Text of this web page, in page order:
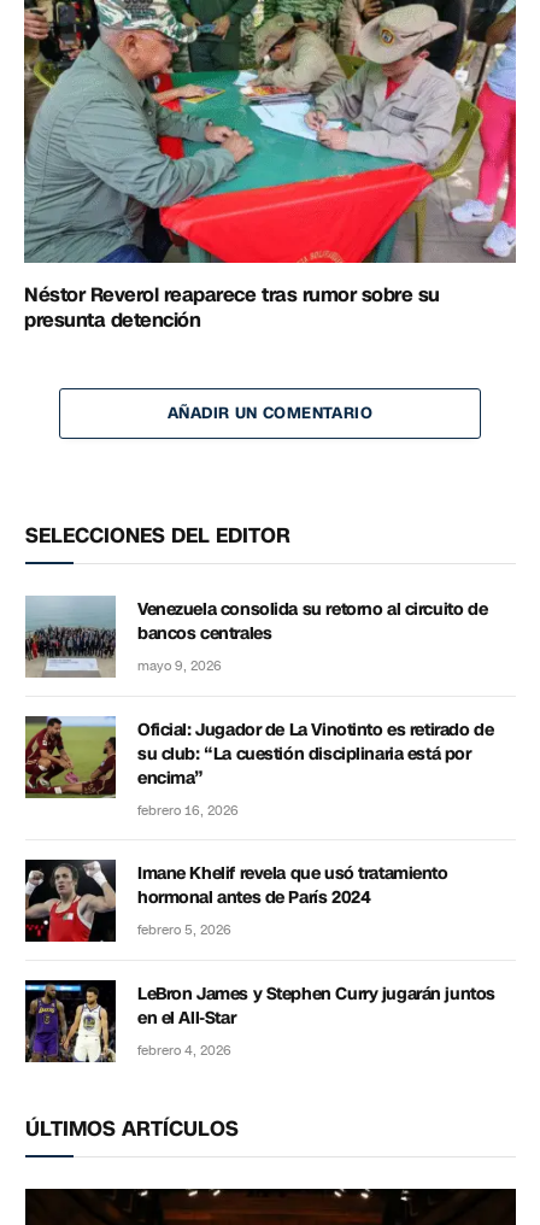
Néstor Reverol reaparece tras rumor sobre su
presunta detención
AÑADIR UN COMENTARIO
SELECCIONES DEL EDITOR
Venezuela consolida su retorno al circuito de
bancos centrales
mayo 9, 2026
Oficial: Jugador de La Vinotinto es retirado de
su club: “La cuestión disciplinaria está por
encima”
febrero 16, 2026
Imane Khelif revela que usó tratamiento
hormonal antes de París 2024
febrero 5, 2026
LeBron James y Stephen Curry jugarán juntos
en el All-Star
febrero 4, 2026
ÚLTIMOS ARTÍCULOS